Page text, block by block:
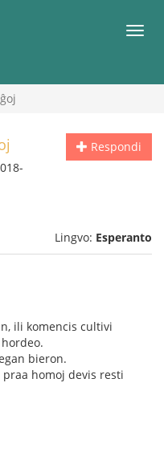
Respondi
Lingvo: Esperanto
ili komencis cultivi
bieron.
homoj devis resti